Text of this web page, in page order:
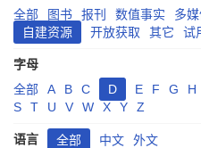
全部
图书 报刊 数值事实 多
自建资源
开放获取 其它 试
字母
全部
A B C D E F G H
S
T U V W X Y Z
语言 全部 中文 外文